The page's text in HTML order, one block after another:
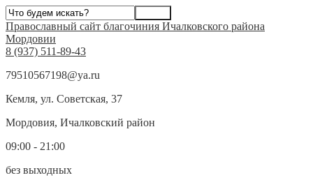
Православный сайт благочиния Ичалковского района
Мордовии
8 (937) 511-89-43
79510567198@ya.ru
Кемля, ул. Советская, 37
Мордовия, Ичалковский район
09:00 - 21:00
без выходных